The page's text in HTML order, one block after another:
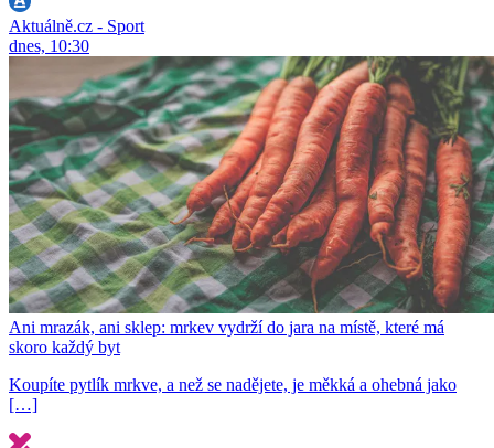
Aktuálně.cz - Sport
dnes, 10:30
Ani mrazák, ani sklep: mrkev vydrží do jara na místě, které má
skoro každý byt
Koupíte pytlík mrkve, a než se nadějete, je měkká a ohebná jako
[…]